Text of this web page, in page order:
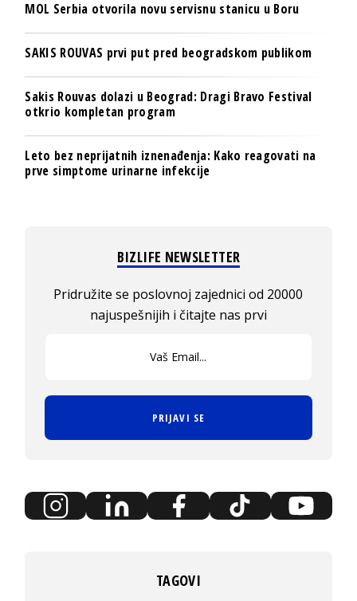
MOL Serbia otvorila novu servisnu stanicu u Boru
SAKIS ROUVAS prvi put pred beogradskom publikom
Sakis Rouvas dolazi u Beograd: Dragi Bravo Festival
otkrio kompletan program
Leto bez neprijatnih iznenađenja: Kako reagovati na
prve simptome urinarne infekcije
BIZLIFE NEWSLETTER
Pridružite se poslovnoj zajednici od 20000
najuspešnijih i čitajte nas prvi
PRIJAVI SE
TAGOVI